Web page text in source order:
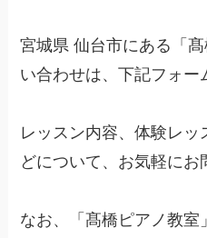
宮城県 仙台市にある「
い合わせは、下記フォー
レッスン内容、体験レ
どについて、お気軽にお
なお、「髙橋ピアノ教室